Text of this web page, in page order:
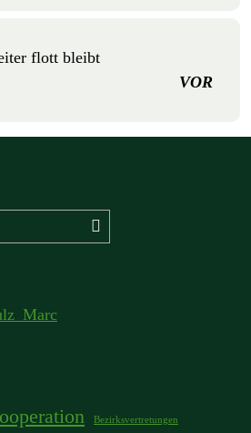
flott bleibt
VOR
Bezirksvertretungen